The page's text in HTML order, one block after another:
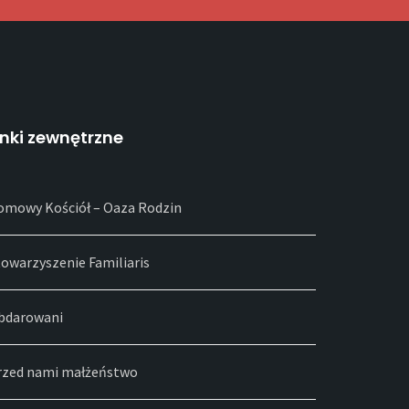
zewnętrzne
Kościół – Oaza Rodzin
Familiaris
nami małżeństwo